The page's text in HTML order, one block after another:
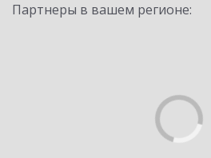
Партнеры в вашем регионе: